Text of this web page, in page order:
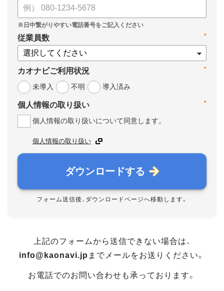
*
従業員数
*
カオナビご利用状況
未導入
不明 導入済み
*
個人情報の取り扱い
個人情報の取り扱いについて同意します。
個人情報の取り扱い
ダウンロードする
フォーム送信後、ダウンロードページへ移動します。
上記のフォームから送信できない場合は、
info@kaonavi.jp までメールをお送りください。
お電話でのお問い合わせも承っております。